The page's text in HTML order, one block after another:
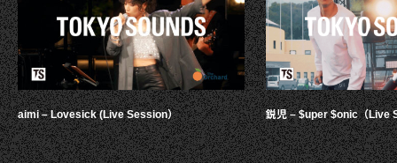
aimi – Lovesick (Live Session） 鋭児 – $uper $onic（Live